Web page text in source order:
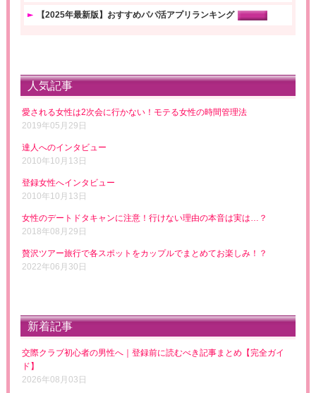
【2025年最新版】おすすめパパ活アプリランキング
人気記事
愛される女性は2次会に行かない！モテる女性の時間管理法
2019年05月29日
達人へのインタビュー
2010年10月13日
登録女性へインタビュー
2010年10月13日
女性のデートドタキャンに注意！行けない理由の本音は実は…？
2018年08月29日
贅沢ツアー旅行で各スポットをカップルでまとめてお楽しみ！？
2022年06月30日
新着記事
交際クラブ初心者の男性へ｜登録前に読むべき記事まとめ【完全ガイ
ド】
2026年08月03日